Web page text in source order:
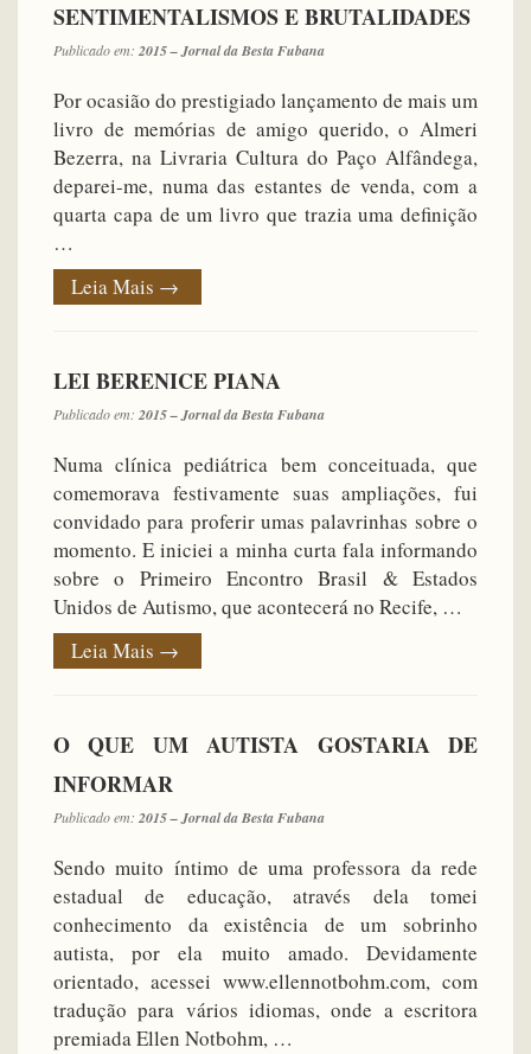
SENTIMENTALISMOS E BRUTALIDADES
Publicado em: 2015 – Jornal da Besta Fubana
Por ocasião do prestigiado lançamento de mais um
livro de memórias de amigo querido, o Almeri
Bezerra, na Livraria Cultura do Paço Alfândega,
deparei-me, numa das estantes de venda, com a
quarta capa de um livro que trazia uma definição
…
Leia Mais →
LEI BERENICE PIANA
Publicado em: 2015 – Jornal da Besta Fubana
Numa clínica pediátrica bem conceituada, que
comemorava festivamente suas ampliações, fui
convidado para proferir umas palavrinhas sobre o
momento. E iniciei a minha curta fala informando
sobre o Primeiro Encontro Brasil & Estados
Unidos de Autismo, que acontecerá no Recife, …
Leia Mais →
O QUE UM AUTISTA GOSTARIA DE
INFORMAR
Publicado em: 2015 – Jornal da Besta Fubana
Sendo muito íntimo de uma professora da rede
estadual de educação, através dela tomei
conhecimento da existência de um sobrinho
autista, por ela muito amado. Devidamente
orientado, acessei www.ellennotbohm.com, com
tradução para vários idiomas, onde a escritora
premiada Ellen Notbohm, …